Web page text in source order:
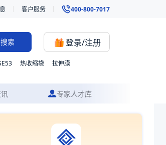
客户服务 400-800-7017
搜索 登录/注册
热收缩袋 拉伸膜
专家人才库
。我们支持材质、型号与功能的灵活定制，并